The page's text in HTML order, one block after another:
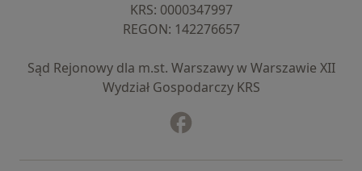
KRS: ⁠0000347997
REGON: ⁠142276657
Sąd Rejonowy dla m.st. Warszawy w Warszawie XII
Wydział Gospodarczy KRS